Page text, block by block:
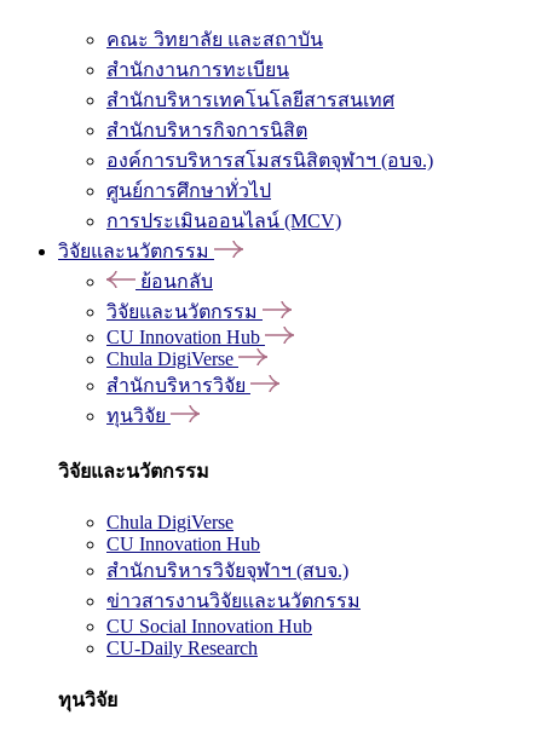
คณะ วิทยาลัย และสถาบัน
สำนักงานการทะเบียน
สำนักบริหารเทคโนโลยีสารสนเทศ
สำนักบริหารกิจการนิสิต
องค์การบริหารสโมสรนิสิตจุฬาฯ (อบจ.)
ศูนย์การศึกษาทั่วไป
การประเมินออนไลน์ (MCV)
วิจัยและนวัตกรรม
ย้อนกลับ
วิจัยและนวัตกรรม
CU Innovation Hub
Chula DigiVerse
สำนักบริหารวิจัย
ทุนวิจัย
วิจัยและนวัตกรรม
Chula DigiVerse
CU Innovation Hub
สำนักบริหารวิจัยจุฬาฯ (สบจ.)
ข่าวสารงานวิจัยและนวัตกรรม
CU Social Innovation Hub
CU-Daily Research
ทุนวิจัย